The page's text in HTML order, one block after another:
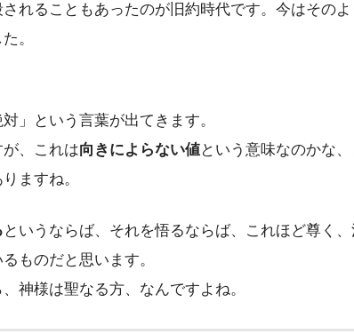
れることもあったのが旧約時代です。今はその
。
」という言葉が出てきます。
、これは向き によらない値という意味なのかな
ますね。
というならば、それを悟るならば、これほど尊く、
ものだと思います。
神様は聖なる方、なんですよね。